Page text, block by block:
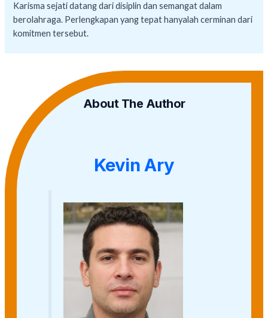
Karisma sejati datang dari disiplin dan semangat dalam
berolahraga. Perlengkapan yang tepat hanyalah cerminan dari
komitmen tersebut.
About The Author
Kevin Ary